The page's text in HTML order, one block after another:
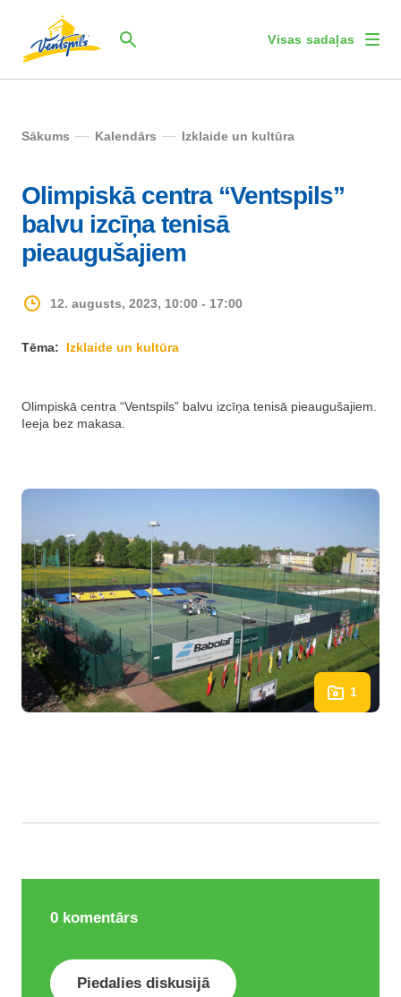
Visas sadaļas
Sākums Kalendārs Izklaide un kultūra
Olimpiskā centra “Ventspils”
balvu izcīņa tenisā
pieaugušajiem
12. augusts, 2023, 10:00 - 17:00
Tēma: Izklaide un kultūra
Olimpiskā centra “Ventspils” balvu izcīņa tenisā pieaugušajiem.
Ieeja bez makasa.
1
0 komentārs
Piedalies diskusijā